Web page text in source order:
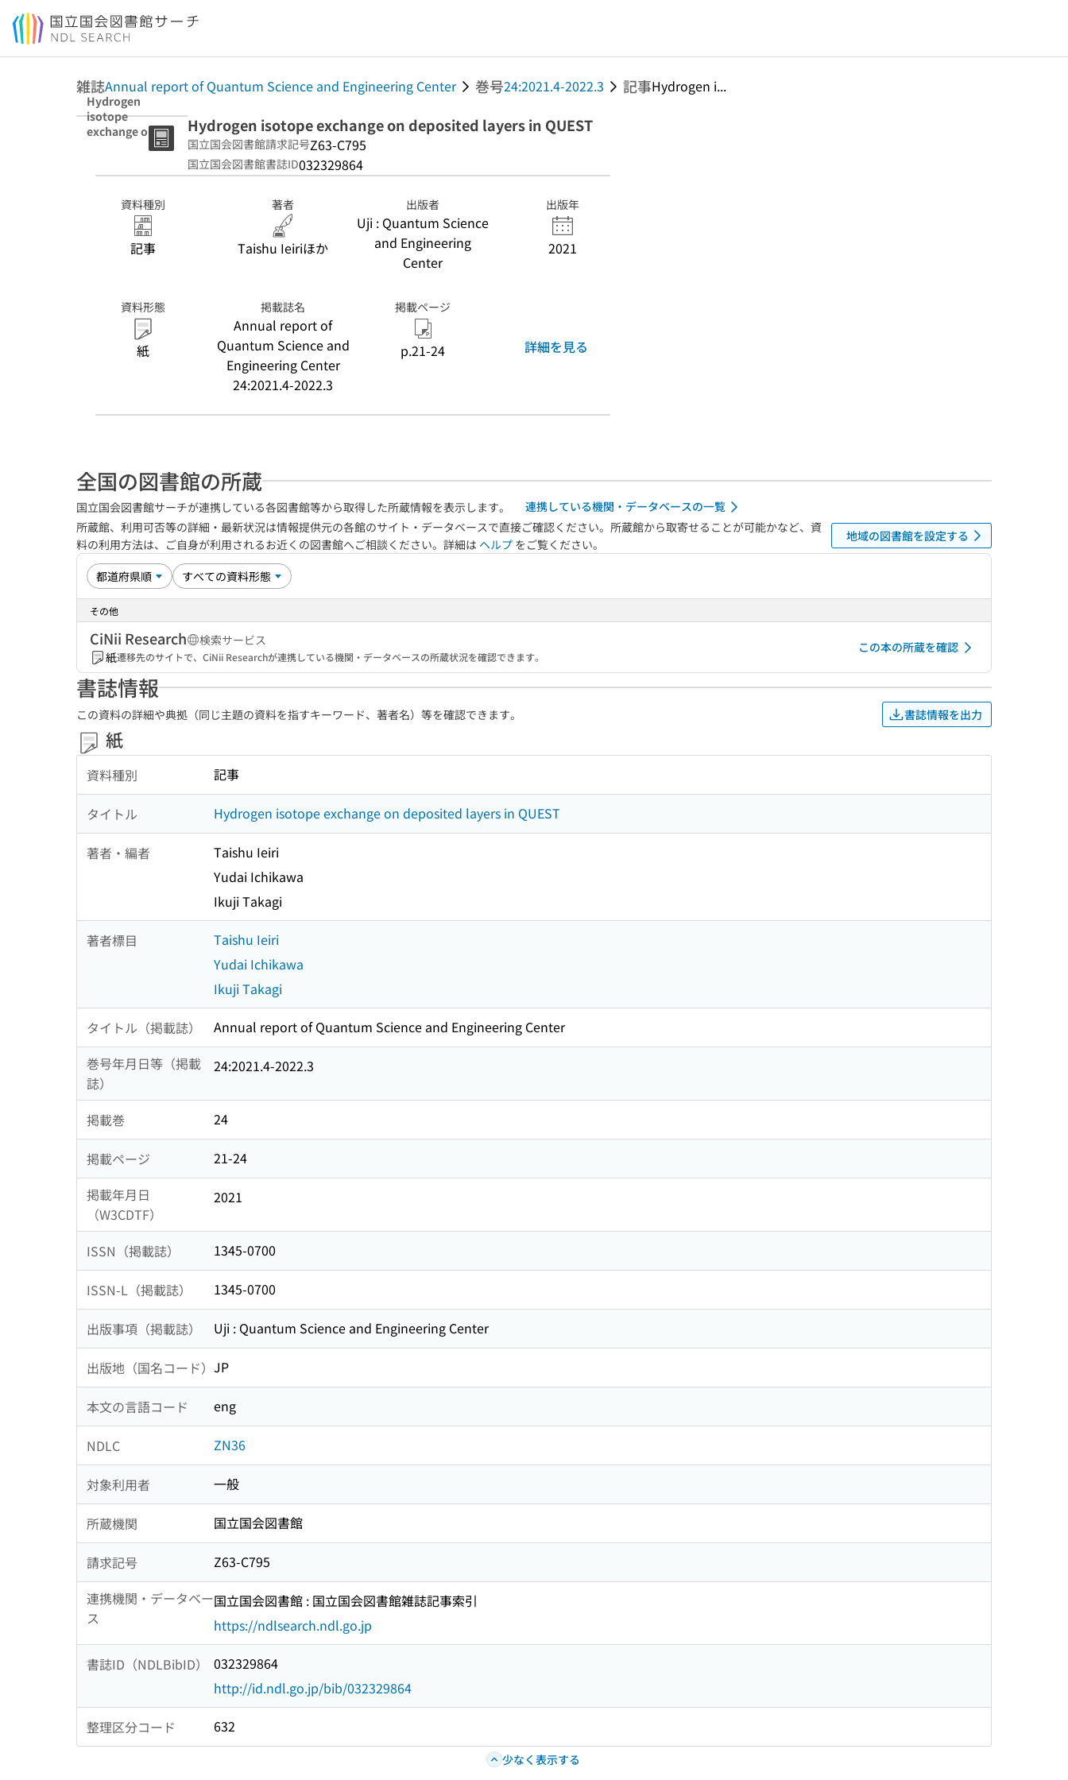
本文へ移動
雑誌Annual report of Quantum Science and Engineering Center 巻号24:2021.4-2022.3 記事Hydrogen i...
Hydrogen
isotope
exchange on
deposited layers
Hydrogen isotope exchange on deposited layers in QUEST
国立国会図書館請求記号Z63-C795
国立国会図書館書誌ID032329864
資料種別
記事
著者
Taishu Ieiriほか
出版者
Uji : Quantum Science
and Engineering
Center
出版年
2021
資料形態
紙
掲載誌名
Annual report of
Quantum Science and
Engineering Center
24:2021.4-2022.3
掲載ページ
p.21-24 詳細を見る
全国の図書館の所蔵
国立国会図書館サーチが連携している各図書館等から取得した所蔵情報を表示します。
連携している機関・データベースの一覧
所蔵館、利用可否等の詳細・最新状況は情報提供元の各館のサイト・データベースで直接ご確認ください。所蔵館から取寄せることが可能かなど、資
料の利用方法は、ご自身が利用されるお近くの図書館へご相談ください。詳細は ヘルプ をご覧ください。
地域の図書館を設定する
その他
CiNii Research
検索サービス
紙遷移先のサイトで、CiNii Researchが連携している機関・データベースの所蔵状況を確認できます。
この本の所蔵を確認
書誌情報
この資料の詳細や典拠（同じ主題の資料を指すキーワード、著者名）等を確認できます。 書誌情報を出力
紙
資料種別 記事
タイトル Hydrogen isotope exchange on deposited layers in QUEST
著者・編者
Taishu Ieiri
Yudai Ichikawa
Ikuji Takagi
著者標目
Taishu Ieiri
Yudai Ichikawa
Ikuji Takagi
タイトル（掲載誌）
Annual report of Quantum Science and Engineering Center
巻号年月日等（掲載
誌）
24:2021.4-2022.3
掲載巻 24
掲載ページ
21-24
掲載年月日
（W3CDTF）
2021
ISSN（掲載誌） 1345-0700
ISSN-L（掲載誌） 1345-0700
出版事項（掲載誌） Uji : Quantum Science and Engineering Center
出版地（国名コード） JP
本文の言語コード eng
NDLC ZN36
対象利用者 一般
所蔵機関 国立国会図書館
請求記号
Z63-C795
連携機関・データベー
ス
国立国会図書館 : 国立国会図書館雑誌記事索引
https://ndlsearch.ndl.go.jp
書誌ID（NDLBibID）
032329864
http://id.ndl.go.jp/bib/032329864
整理区分コード 632
少なく表示する